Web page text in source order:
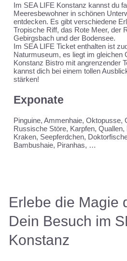
Im SEA LIFE Konstanz kannst du
Meeresbewohner in schönen
entdecken. Es gibt verschiedene
Tropische Riff, das Rote Meer, der
Gebirgsbach und der Bodensee.
Im SEA LIFE Ticket enthalten ist
Naturmuseum, es liegt im gleichen
Konstanz Bistro mit angrenzender
kannst dich bei einem tollen
stärken!
Exponate
Pinguine, Ammenhaie, Oktopusse,
Russische Störe, Karpfen,
Kraken, Seepferdchen,
Bambushaie, Piranhas, …
Erlebe die Magie
Dein Besuch im
Konstanz